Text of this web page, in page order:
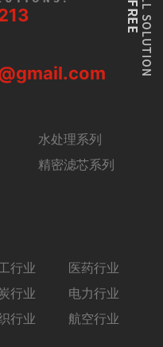
水处理系列
精密滤芯系列
行业
医药行业
行业
电力行业
行业
航空行业